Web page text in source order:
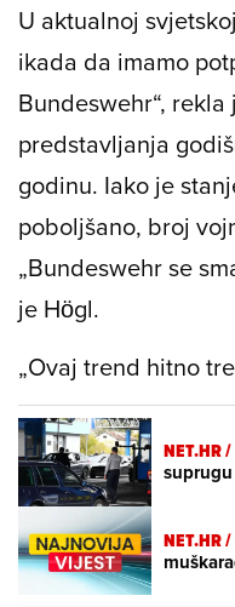
U aktualnoj
ikada da imamo
Bundeswehr“,
predstavljanja
godinu. Iako je
poboljšano, broj
„Bundeswehr se
je Högl.
„Ovaj trend hitno
NET.HR /
NET.HR /